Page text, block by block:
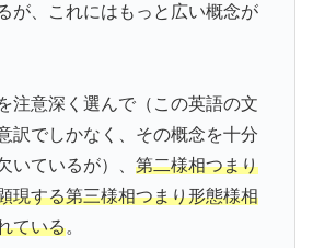
が、これにはもっと広い概念が
注意深く選んで（この英語の文
訳でしかなく、その概念を十分
いているが）、 第二様相つまり
現する第三様相つまり形態様相
ている。